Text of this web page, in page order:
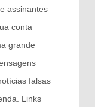
assinantes
conta
grande
falsas
Links